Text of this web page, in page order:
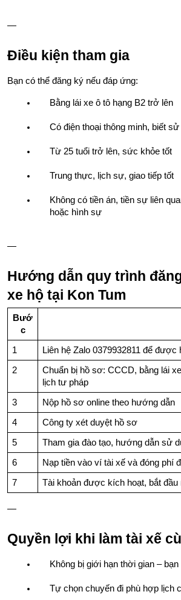
—
Điều kiện tham gia
Bạn có thể đăng ký nếu đáp ứng:
Bằng lái xe ô tô hạng B2 trở lên
Có điện thoại thông minh, biết
Từ 25 tuổi trở lên, sức khỏe tốt
Trung thực, lịch sự, giao tiếp tốt
Không có tiền án, tiền sự liên
hoặc hình sự
—
Hướng dẫn quy trình
xe hộ tại Kon Tum
Bướ
c
1 Liên hệ Zalo 0379932811 để
2
Chuẩn bị hồ sơ: CCCD, bằng lái
lịch tư pháp
3 Nộp hồ sơ online theo hướng dẫn
4 Công ty xét duyệt hồ sơ
5 Tham gia đào tạo, hướng dẫn sử
6 Nạp tiền vào ví tài xế và đóng phí
7 Tài khoản được kích hoạt, bắt đầu
—
Quyền lợi khi làm tài xế
Không bị giới hạn thời gian –
Tự chọn chuyến đi phù hợp lịch